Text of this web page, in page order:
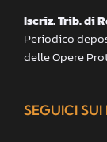
Iscriz. Trib. di
Periodico
delle Opere
SEGUICI